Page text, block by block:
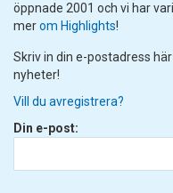
öppnade 2001 och vi har
merom Highlights!
Skriv in din e-postadress
nyheter!
Vill du avregistrera?
Din e-post: